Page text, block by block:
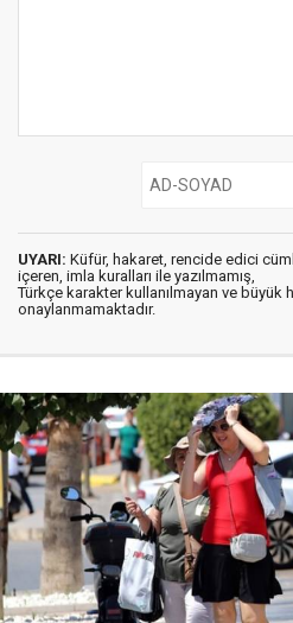
UYARI: Küfür, hakaret, rencide edici
içeren, imla kuralları ile yazılmamış,
Türkçe karakter kullanılmayan ve büyük
onaylanmamaktadır.